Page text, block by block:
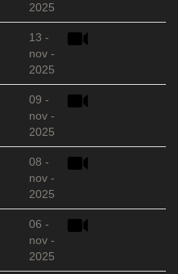
2025
13 -
nov -
2025
09 -
nov -
2025
08 -
nov -
2025
06 -
nov -
2025